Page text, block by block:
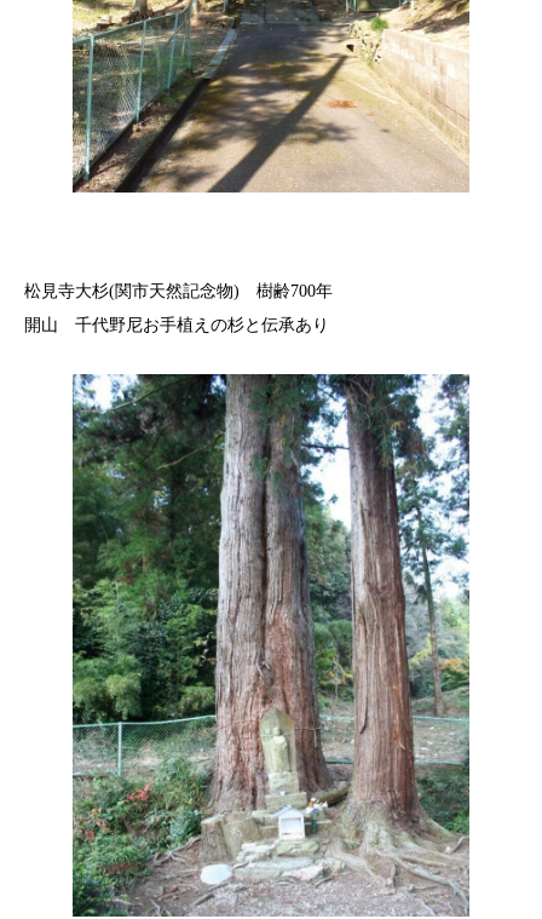
松見寺大杉(関市天然記念物) 樹齢700年
開山 千代野尼お手植えの杉と伝承あり